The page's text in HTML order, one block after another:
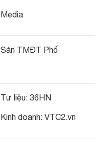
Media
Sàn TMĐT Phố
Tư liệu: 36HN
Kinh doanh: VTC2.vn